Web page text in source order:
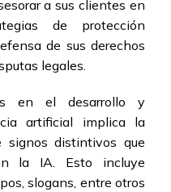
a sus clientes en
de protección
de sus derechos
legales.
en el desarrollo y
artificial implica la
signos distintivos que
la IA. Esto incluye
slogans, entre otros